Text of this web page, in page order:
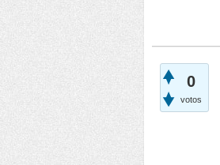
0
votos